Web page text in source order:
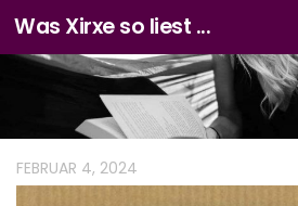
Zum Inhalt springen
Was Xirxe so liest ...
FEBRUAR 4, 2024